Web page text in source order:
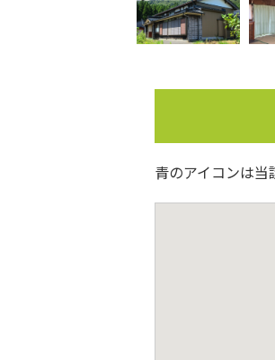
青のアイコンは